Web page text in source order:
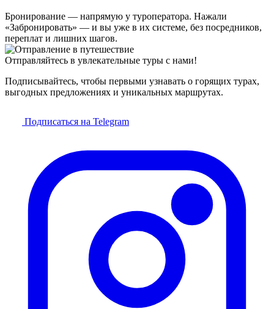
Бронирование — напрямую у туроператора. Нажали
«Забронировать» — и вы уже в их системе, без посредников,
переплат и лишних шагов.
Отправляйтесь в увлекательные туры с нами!
Подписывайтесь, чтобы первыми узнавать о горящих турах,
выгодных предложениях и уникальных маршрутах.
Подписаться на Telegram